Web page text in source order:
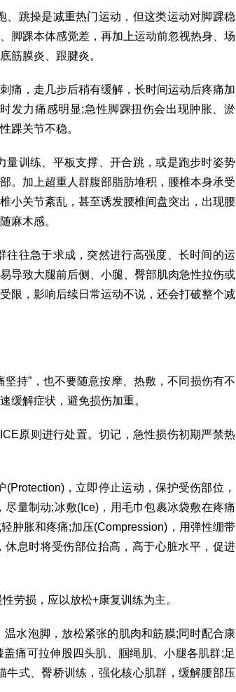
跳操是减重热门运动，但这类运动对脚踝稳
脚踝本体感觉差，再加上运动前忽视热身、场
筋膜炎、跟腱炎。
痛，走几步后稍有缓解，长时间运动后疼痛加
发力痛感明显;急性脚踝扭伤会出现肿胀、淤
踝关节不稳。
量训练、平板支撑、开合跳，或是跑步时姿势
。加上超重人群腹部脂肪堆积，腰椎本身承受
小关节紊乱，甚至诱发腰椎间盘突出，出现腰
麻木感。
往急于求成，突然进行高强度、长时间的运
导致大腿前后侧、小腿、臀部肌肉急性拉伤或
限，影响后续日常运动不说，还会打破整个减
持”，也不要随意按摩、热敷，不同损伤有不
缓解症状，避免损伤加重。
原则进行处置。切记，急性损伤初期严禁热
，立即停止运动，保护受伤部位，
量制动;冰敷(Ice)，用毛巾包裹冰袋敷在疼痛
肿胀和疼痛;加压(Compression)，用弹性绷带
息时将受伤部位抬高，高于心脏水平，促进
劳损，应以放松+康复训练为主。
水泡脚，放松紧张的肌肉和筋膜;同时配合康
痛可拉伸股四头肌、腘绳肌、小腿各肌群;足
式、臀桥训练，强化核心肌群，缓解腰部压